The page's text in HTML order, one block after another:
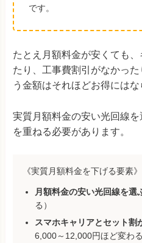
です。
たとえ月額料金が安くても
たり、工事費割引がなかっ
う金額はそれほどお得にはな
実質月額料金の安い光回線
を重ねる必要があります。
《実質月額料金を下げる要素》
月額料金の安い光回線を選
る）
スマホキャリアとセット割
6,000～12,000円ほど変わる